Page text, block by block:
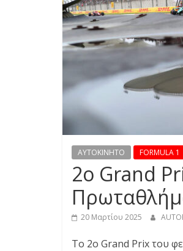
S
S
A
S
AYTOKINHTO FORMULA 1
2ο Grand
20 Μαρτίου 2025
Το 2ο Grand Prix του